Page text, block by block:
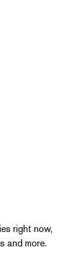
right now,
and more.